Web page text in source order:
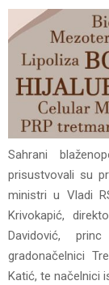
Sahrani
prisustvovali su
ministri u Vladi
Krivokapić,
Davidović,
gradonačelnici
Katić, te načelnici